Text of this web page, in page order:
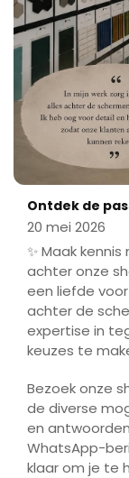
Ontdek de
20 mei 2026
✨ Maak
achter onze
een liefde
achter de
expertise in
keuzes te
Bezoek onze
de diverse
en
WhatsApp-
klaar om je te